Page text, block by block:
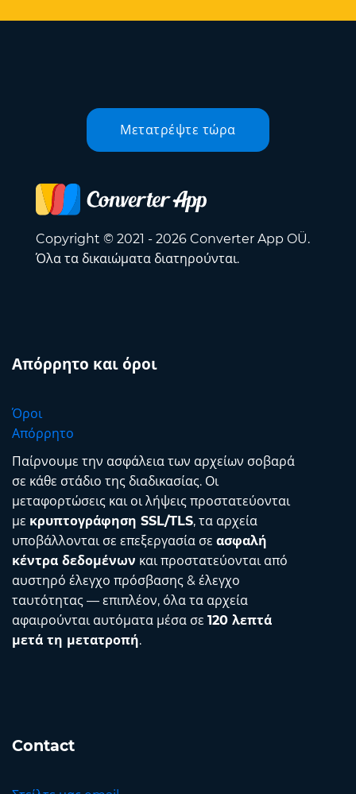
Μετατρέψτε τώρα
Copyright © 2021 - 2026 Converter App OÜ.
Όλα τα δικαιώματα διατηρούνται.
Απόρρητο και όροι
Όροι
Απόρρητο
Παίρνουμε την ασφάλεια των αρχείων σοβαρά
σε κάθε στάδιο της διαδικασίας. Οι
μεταφορτώσεις και οι λήψεις προστατεύονται
με κρυπτογράφηση SSL/TLS, τα αρχεία
υποβάλλονται σε επεξεργασία σε ασφαλή
κέντρα δεδομένων και προστατεύονται από
αυστηρό έλεγχο πρόσβασης & έλεγχο
ταυτότητας — επιπλέον, όλα τα αρχεία
αφαιρούνται αυτόματα μέσα σε 120 λεπτά
μετά τη μετατροπή.
Contact